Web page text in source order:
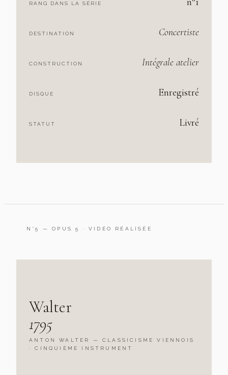
RANG DANS LA SÉRIE
DESTINATION Concertiste
CONSTRUCTION Intégrale atelier
DISQUE Enregistré
STATUT Livré
N°5 — OPUS 5 · VIDÉO RÉALISÉE
Walter
1795
ANTON WALTER — CLASSICISME VIENNOIS
· CINQUIÈME INSTRUMENT